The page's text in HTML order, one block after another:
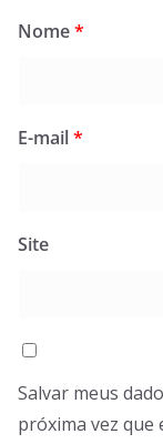
Nome*
E-mail*
Site
Salvar meus
próxima vez que